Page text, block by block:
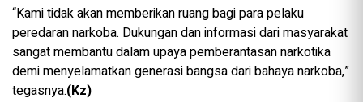
“Kami tidak akan memberikan ruang bagi para pelaku
peredaran narkoba. Dukungan dan informasi dari masyarakat
sangat membantu dalam upaya pemberantasan narkotika
demi menyelamatkan generasi bangsa dari bahaya narkoba,”
tegasnya.(Kz)